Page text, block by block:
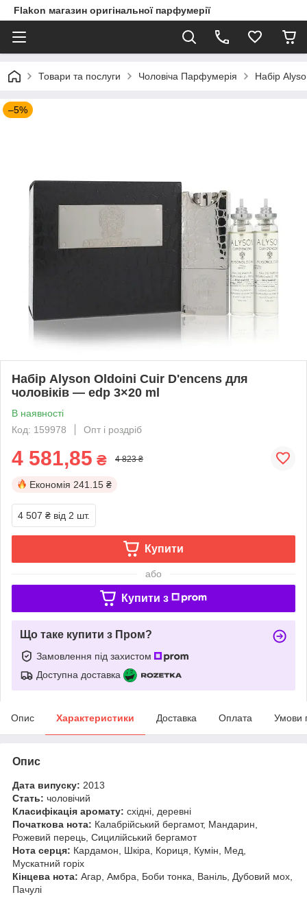
Flakon магазин оригінальної парфумерії
Товари та послуги Чоловіча Парфумерія Набір
–5%
Набір Alyson Oldoini Cuir D'encens для
чоловіків — edp 3×20 ml
В наявності
Код: 159978
Опт і роздріб
4 581,85 ₴ 4 823 ₴
Економія 241.15 ₴
4 507 ₴ від 2 шт.
Купити
або
Купити з
Що таке купити з Пром?
Замовлення під захистом
Доступна доставка
Опис Характеристики Доставка Оплата Умови
Опис
Дата випуску: 2013
Стать: чоловічий
Класифікація аромату: східні, деревні
Початкова нота: Калабрійський бергамот, Мандарин,
Рожевий перець, Сицилійський бергамот
Нота серця: Кардамон, Шкіра, Кориця, Кумін, Мед,
Мускатний горіх
Кінцева нота: Агар, Амбра, Боби тонка, Ваніль, Дубовий мох,
Пачулі